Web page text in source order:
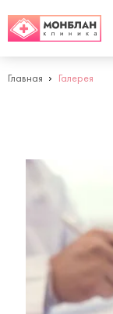
Главная Галерея